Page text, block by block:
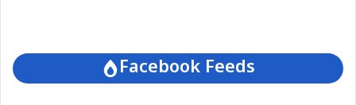
Facebook Feeds